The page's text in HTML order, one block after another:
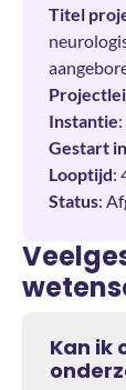
Titel
Instantie
Gestart in
Looptijd:
Status:
Kan ik